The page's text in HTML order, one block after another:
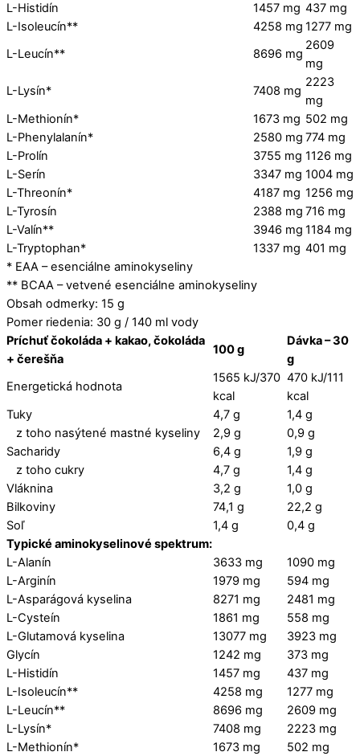
L-Histidín 1457 mg 437 mg
L-Isoleucín**
4258 mg 1277 mg
L-Leucín**
8696 mg
2609
mg
L-Lysín*
7408 mg
2223
mg
L-Methionín*
1673 mg 502 mg
L-Phenylalanín*
2580 mg 774 mg
L-Prolín
3755 mg 1126 mg
L-Serín
3347 mg 1004 mg
L-Threonín*
4187 mg 1256 mg
L-Tyrosín
2388 mg 716 mg
L-Valín**
3946 mg 1184 mg
L-Tryptophan*
1337 mg 401 mg
* EAA – esenciálne aminokyseliny
** BCAA – vetvené esenciálne aminokyseliny
Obsah odmerky: 15 g
Pomer riedenia: 30 g / 140 ml vody
Príchuť čokoláda + kakao, čokoláda
+ čerešňa
100 g
Dávka – 30
g
Energetická hodnota
1565 kJ/370
kcal
470 kJ/111
kcal
Tuky
4,7 g
1,4 g
z toho nasýtené mastné kyseliny
2,9 g
0,9 g
Sacharidy
6,4 g
1,9 g
z toho cukry
4,7 g
1,4 g
Vláknina
3,2 g
1,0 g
Bilkoviny
74,1 g
22,2 g
Soľ
1,4 g
0,4 g
Typické aminokyselinové spektrum:
L-Alanín
3633 mg
1090 mg
L-Arginín
1979 mg
594 mg
L-Asparágová kyselina
8271 mg
2481 mg
L-Cysteín
1861 mg
558 mg
L-Glutamová kyselina
13077 mg
3923 mg
Glycín
1242 mg
373 mg
L-Histidín
1457 mg
437 mg
L-Isoleucín**
4258 mg
1277 mg
L-Leucín**
8696 mg
2609 mg
L-Lysín*
7408 mg
2223 mg
L-Methionín*
1673 mg
502 mg